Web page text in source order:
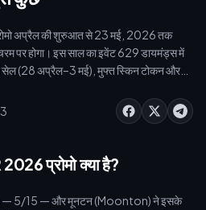
अप्रैल की शुरुआत से 23 मई, 2026 तक
पर होगा। इस साल का इवेंट 629 डायमंड्स में
(28 अप्रैल–3 मई), मुफ्त स्किन टोकन और
और मात्र $0.99 से अपने डायमंड्स की वैल्यू को
प्रोमो क्या है?
है — 5/15 — और मूनटन (Moonton) ने इसके